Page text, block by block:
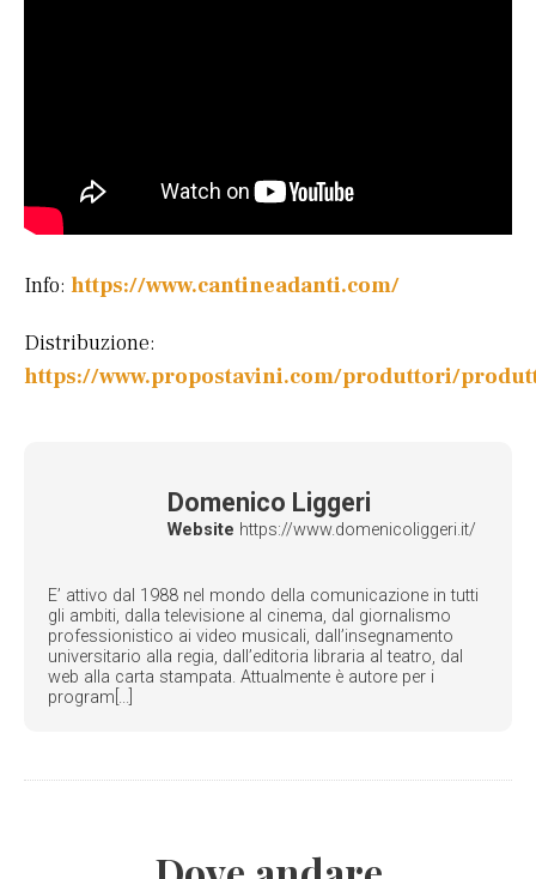
Info: https://www.cantineadanti.com/
Distribuzione:
https://www.propostavini.com/produttori/
Domenico Liggeri
Website https://www.domenicoliggeri.it/
E’ attivo dal 1988 nel mondo della comunicazione in tutti
gli ambiti, dalla televisione al cinema, dal giornalismo
professionistico ai video musicali, dall’insegnamento
universitario alla regia, dall’editoria libraria al teatro, dal
web alla carta stampata. Attualmente è autore per i
program[...]